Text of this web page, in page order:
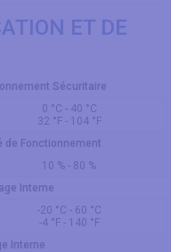
ET DE
Sécuritaire
0 °C - 40 °C
32 °F - 104 °F
de Fonctionnement
10 % - 80 %
Interne
-20 °C - 60 °C
-4 °F - 140 °F
Interne